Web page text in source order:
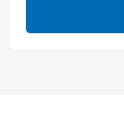
ЕАЭС